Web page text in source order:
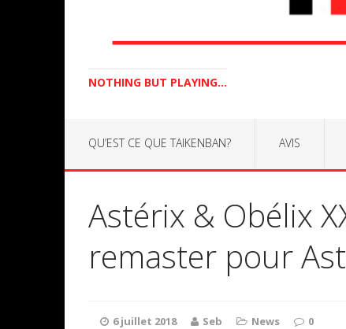
NOTHING BUT PLAYING...
QU’EST CE QUE TAIKENBAN? AVIS
Astérix & Obélix
remaster pour
6 juillet 2018 Seb News 0